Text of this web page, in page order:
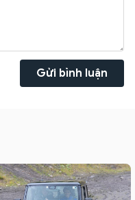
Gửi bình luận